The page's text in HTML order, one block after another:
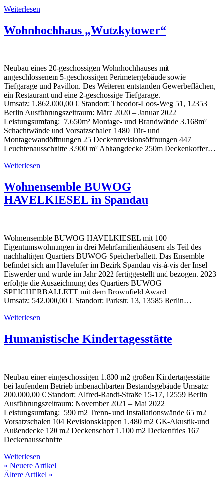
Weiterlesen
Wohnhochhaus „Wutzkytower“
Neubau eines 20-geschossigen Wohnhochhauses mit
angeschlossenem 5-geschossigen Perimetergebäude sowie
Tiefgarage und Pavillon. Des Weiteren entstanden Gewerbeflächen,
ein Restaurant und eine 2-geschossige Tiefgarage.
Umsatz: 1.862.000,00 € Standort: Theodor-Loos-Weg 51, 12353
Berlin Ausführungszeitraum: März 2020 – Januar 2022
Leistungsumfang: 7.650m² Montage- und Brandwände 3.168m²
Schachtwände und Vorsatzschalen 1480 Tür- und
Montagewandöffnungen 25 Deckenrevisionsöffnungen 447
Leuchtenausschnitte 3.900 m² Abhangdecke 250m Deckenkoffer…
Weiterlesen
Wohnensemble BUWOG
HAVELKIESEL in Spandau
Wohnensemble BUWOG HAVELKIESEL mit 100
Eigentumswohnungen in drei Mehrfamilienhäusern als Teil des
nachhaltigen Quartiers BUWOG Speicherballett. Das Ensemble
befindet sich am Havelufer im Bezirk Spandau vis-à-vis der Insel
Eiswerder und wurde im Jahr 2022 fertiggestellt und bezogen. 2023
erfolgte die Auszeichnung des Quartiers BUWOG
SPEICHERBALLETT mit dem Brownfield Award.
Umsatz: 542.000,00 € Standort: Parkstr. 13, 13585 Berlin…
Weiterlesen
Humanistische Kindertagesstätte
Neubau einer eingeschossigen 1.800 m2 großen Kindertagesstätte
bei laufendem Betrieb imbenachbarten Bestandsgebäude Umsatz:
200.000,00 € Standort: Alfred-Randt-Straße 15-17, 12559 Berlin
Ausführungszeitraum: November 2021 – Mai 2022
Leistungsumfang: 590 m2 Trenn- und Installationswände 65 m2
Vorsatzschalen 104 Revisionsklappen 1.480 m2 GK-Akustik-und
Außendecke 120 m2 Deckenschott 1.100 m2 Deckenfries 167
Deckenausschnitte
Weiterlesen
« Neuere Artikel
Ältere Artikel »